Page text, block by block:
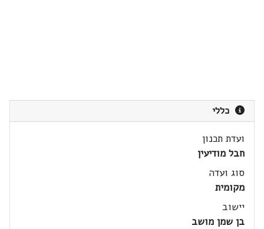
כללי
ועדת תכנון
חבל מודיעין
סוג ועדה
מקומית
יישוב
בן שמן מושב